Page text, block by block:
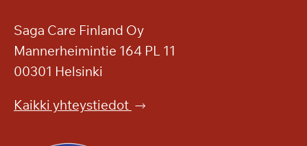
Saga Care Finland Oy
Mannerheimintie 164 PL 11
00301 Helsinki
Kaikki yhteystiedot